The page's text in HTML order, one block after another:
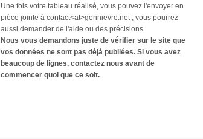
Une fois votre tableau réalisé, vous pouvez l'envoyer en
pièce jointe à contact<at>gennievre.net , vous pourrez
aussi demander de l'aide ou des précisions.
Nous vous demandons juste de vérifier sur le site que
vos données ne sont pas déjà publiées. Si vous avez
beaucoup de lignes, contactez nous avant de
commencer quoi que ce soit.